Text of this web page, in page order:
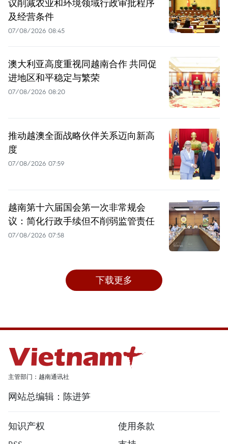
议削减农业和环境领域行政审批程序
及经营条件
07/08/2026 08:45
澳大利亚高度重视同越南合作 共同促
进地区和平稳定与繁荣
07/08/2026 08:20
推动越澳全面战略伙伴关系迈向新高
度
07/08/2026 07:59
越南第十六届国会第一次非常规会
议：简化行政手续但不削弱监管责任
07/08/2026 07:58
下载更多
主管部门：越南通讯社
网站总编辑：陈进笋
知识产权
使用条款